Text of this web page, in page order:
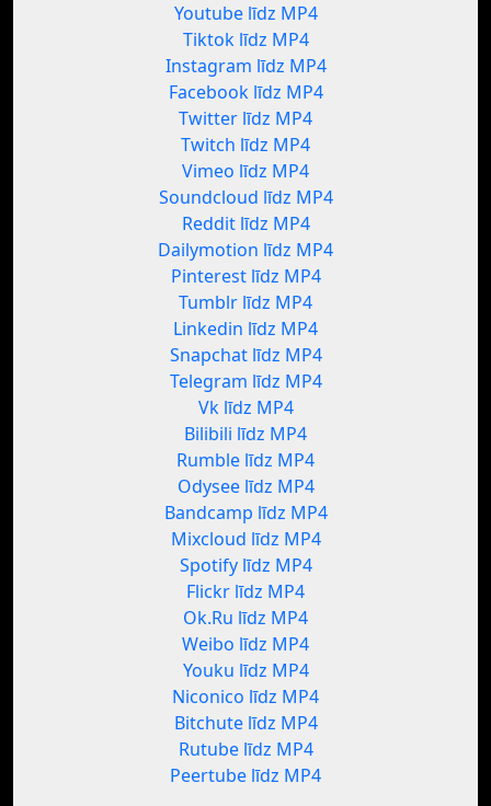
Youtube līdz MP4
Tiktok līdz MP4
Instagram līdz MP4
Facebook līdz MP4
Twitter līdz MP4
Twitch līdz MP4
Vimeo līdz MP4
Soundcloud līdz MP4
Reddit līdz MP4
Dailymotion līdz MP4
Pinterest līdz MP4
Tumblr līdz MP4
Linkedin līdz MP4
Snapchat līdz MP4
Telegram līdz MP4
Vk līdz MP4
Bilibili līdz MP4
Rumble līdz MP4
Odysee līdz MP4
Bandcamp līdz MP4
Mixcloud līdz MP4
Spotify līdz MP4
Flickr līdz MP4
Ok.Ru līdz MP4
Weibo līdz MP4
Youku līdz MP4
Niconico līdz MP4
Bitchute līdz MP4
Rutube līdz MP4
Peertube līdz MP4